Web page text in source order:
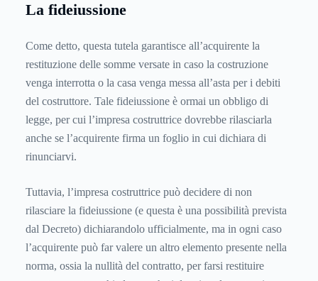
La fideiussione
Come detto, questa tutela garantisce all’acquirente la
restituzione delle somme versate in caso la costruzione
venga interrotta o la casa venga messa all’asta per i debiti
del costruttore. Tale fideiussione è ormai un obbligo di
legge, per cui l’impresa costruttrice dovrebbe rilasciarla
anche se l’acquirente firma un foglio in cui dichiara di
rinunciarvi.
Tuttavia, l’impresa costruttrice può decidere di non
rilasciare la fideiussione (e questa è una possibilità prevista
dal Decreto) dichiarandolo ufficialmente, ma in ogni caso
l’acquirente può far valere un altro elemento presente nella
norma, ossia la nullità del contratto, per farsi restituire